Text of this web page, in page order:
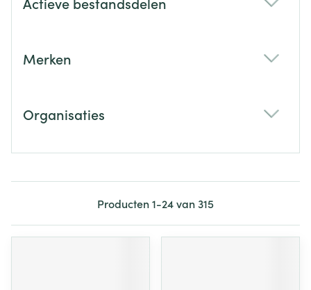
Merken
Organisaties
Producten1-24van315